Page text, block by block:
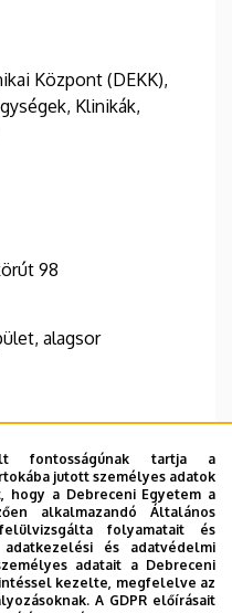
fontosságúnak tartja a
jutott személyes adatok
hogy a Debreceni Egyetem a
alkalmazandó Általános
folyamatait és
és adatvédelmi
adatait a Debreceni
kezelte, megfelelve az
A GDPR előírásait
Központ (DEKK),
Klinikák,
98
alagsor
Szakvizsga
belgyógyászat
gasztroenterológia